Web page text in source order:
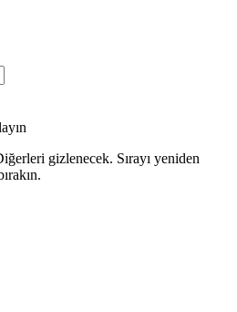
gizlenecek. Sırayı yeniden